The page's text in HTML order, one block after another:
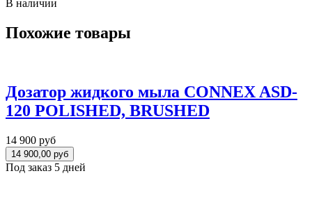
В наличии
Похожие товары
Дозатор жидкого мыла CONNEX ASD-
120 POLISHED, BRUSHED
14 900 руб
Под заказ 5 дней